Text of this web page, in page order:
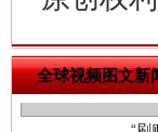
全球视频图文新